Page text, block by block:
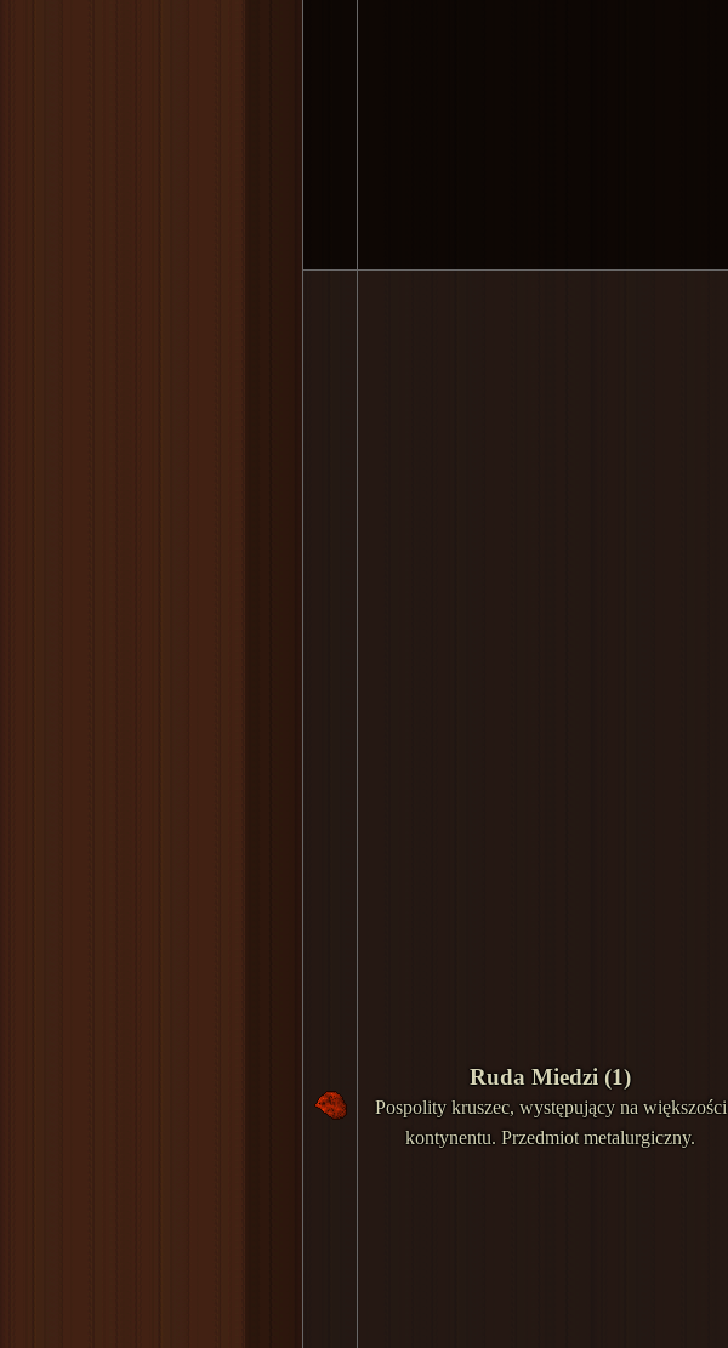
Ruda Miedzi (1)
Pospolity kruszec, występujący na większości
kontynentu. Przedmiot metalurgiczny.